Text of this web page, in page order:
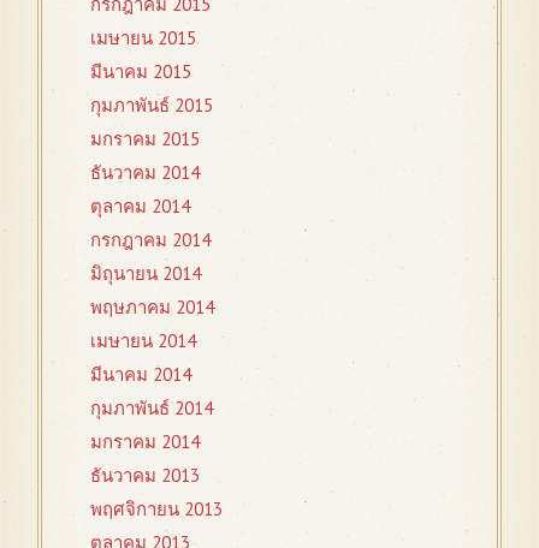
เมษายน 2015
มีนาคม 2015
กุมภาพันธ์ 2015
มกราคม 2015
ธันวาคม 2014
ตุลาคม 2014
กรกฎาคม 2014
มิถุนายน 2014
พฤษภาคม 2014
เมษายน 2014
มีนาคม 2014
กุมภาพันธ์ 2014
มกราคม 2014
ธันวาคม 2013
พฤศจิกายน 2013
ตุลาคม 2013